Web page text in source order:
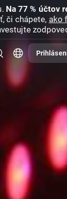
Na 77 % účtov
či chápete, ako